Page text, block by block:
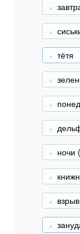
тётя
ночи
взрыв